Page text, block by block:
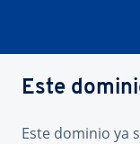
Este
Este dominio ya